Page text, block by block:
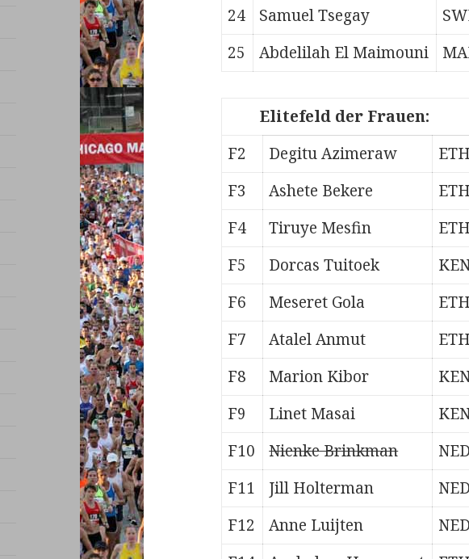
24
Samuel Tsegay
25
Abdelilah El Maimouni
Elitefeld der Frauen:
F2
Degitu Azimeraw ETH
F3
Ashete Bekere ETH
F4
Tiruye Mesfin ETH
F5
Dorcas Tuitoek
F6
Meseret Gola ETH
F7
Atalel Anmut ETH
F8
Marion Kibor
F9
Linet Masai
F10
Nienke Brinkman NED
F11
Jill Holterman NED
F12
Anne Luijten NED